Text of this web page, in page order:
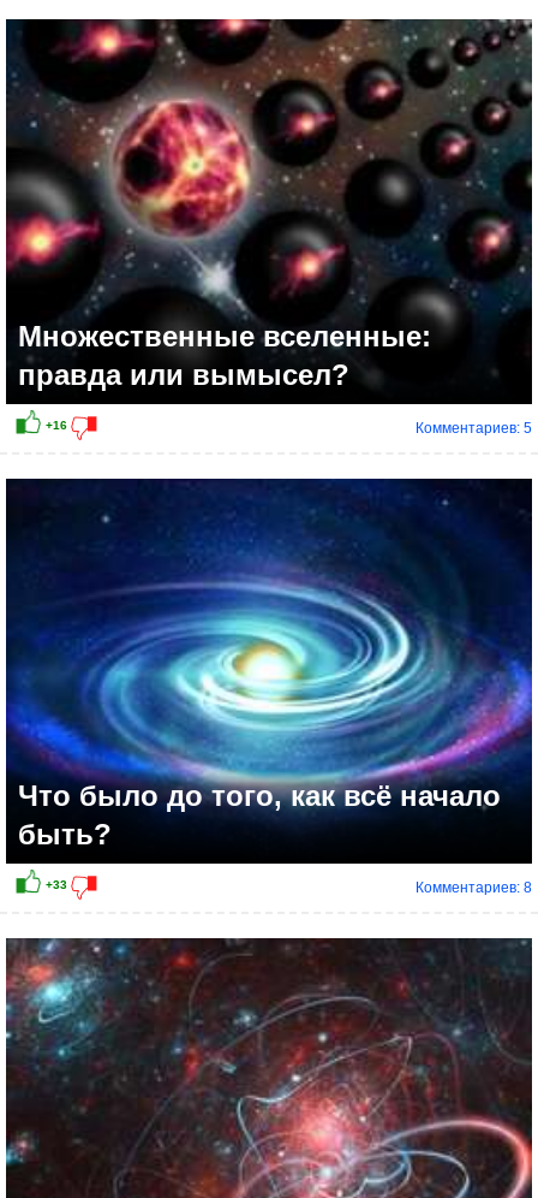
+20
+15
Множественные вселенные:
правда или вымысел?
Комментариев: 5
Что было до того, как всё начало
быть?
Комментариев: 8